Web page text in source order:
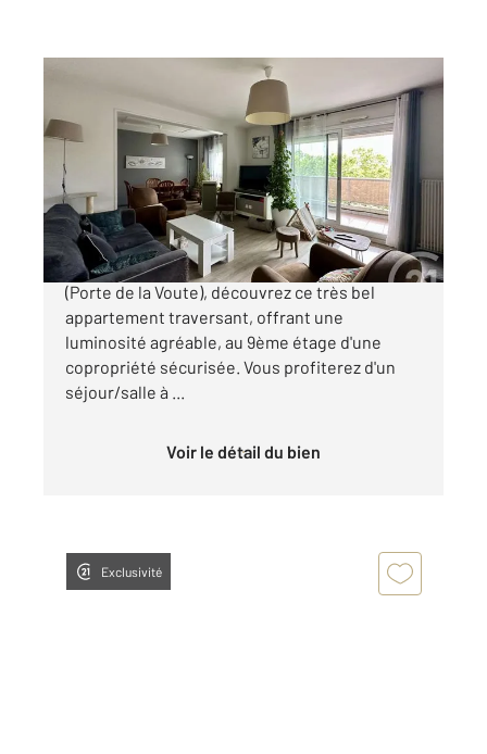
98,25 m
Ref : 136353
Appartement T5 à vendre
249 900 €
A 3 minutes à pied du Parc de la Tête d'Or
(Porte de la Voute), découvrez ce très bel
appartement traversant, offrant une
luminosité agréable, au 9ème étage d'une
copropriété sécurisée. Vous profiterez d'un
séjour/salle à ...
Voir le détail du bien
Exclusivité